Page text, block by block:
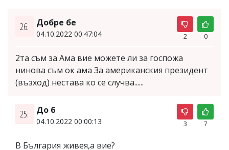
26. Добре бе
04.10.2022 00:47:04 2 0
2та съм за Ама вие можете ли за госпожа
нинова съм ок ама За американския президент
(възход) нестава ко се случва......
25. До 6
04.10.2022 00:00:13 3 7
В България живея,а вие?